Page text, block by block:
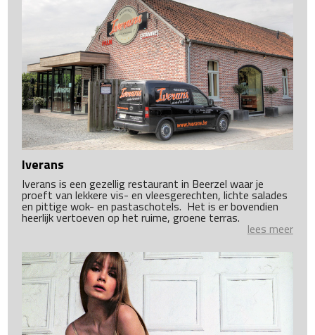
Iverans
Iverans is een gezellig restaurant in Beerzel waar je
proeft van lekkere vis- en vleesgerechten, lichte salades
en pittige wok- en pastaschotels. Het is er bovendien
heerlijk vertoeven op het ruime, groene terras.
lees meer